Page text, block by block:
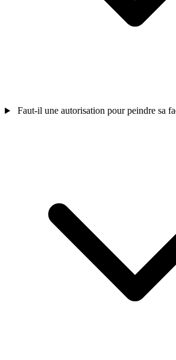
Faut-il une autorisation pour peindre sa